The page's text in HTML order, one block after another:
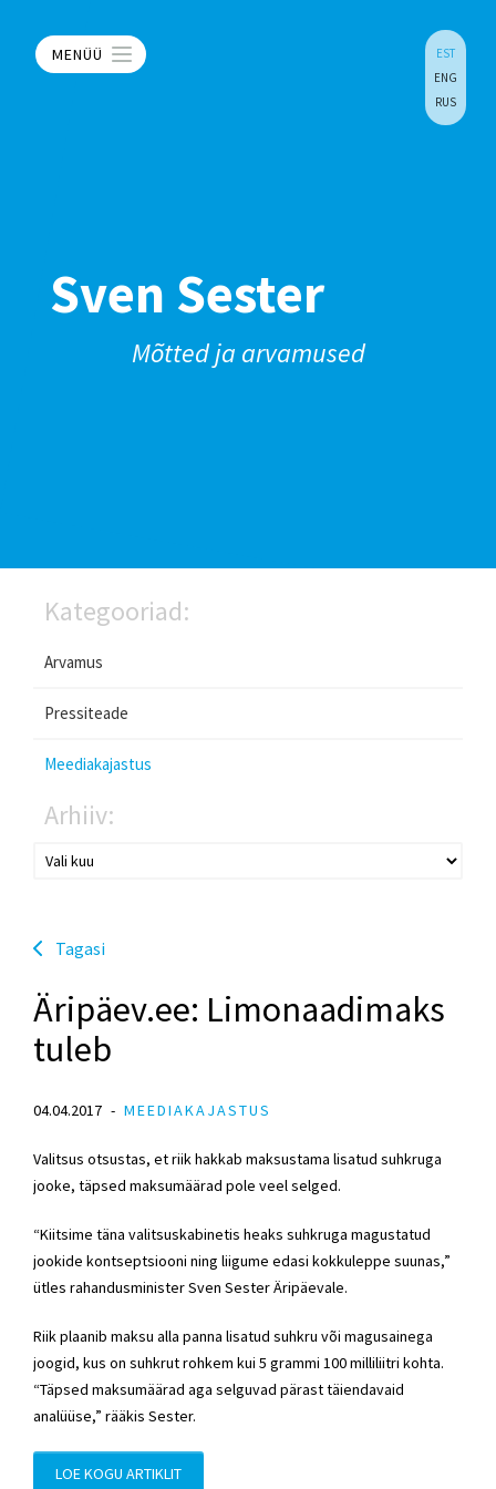
MENÜÜ
EST
ENG
RUS
Sven Sester
Mõtted ja arvamused
Kategooriad:
Arvamus
Pressiteade
Meediakajastus
Arhiiv:
Tagasi
Äripäev.ee: Limonaadimaks
tuleb
04.04.2017 MEEDIAKAJASTUS
Valitsus otsustas, et riik hakkab maksustama lisatud suhkruga
jooke, täpsed maksumäärad pole veel selged.
“Kiitsime täna valitsuskabinetis heaks suhkruga magustatud
jookide kontseptsiooni ning liigume edasi kokkuleppe suunas,”
ütles rahandusminister Sven Sester Äripäevale.
Riik plaanib maksu alla panna lisatud suhkru või magusainega
joogid, kus on suhkrut rohkem kui 5 grammi 100 milliliitri kohta.
“Täpsed maksumäärad aga selguvad pärast täiendavaid
analüüse,” rääkis Sester.
LOE KOGU ARTIKLIT